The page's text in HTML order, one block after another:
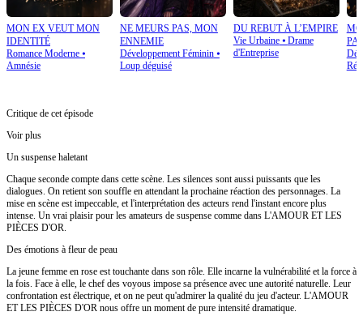
MON EX VEUT MON
IDENTITÉ
Romance Moderne ⦁
Amnésie
NE MEURS PAS, MON
ENNEMIE
Développement Féminin⦁
Loup déguisé
DU REBUT À L’EMPIRE
Vie Urbaine⦁ Drame
d'Entreprise
Critique de cet épisode
Voir plus
Un suspense haletant
Chaque seconde compte dans cette scène. Les silences sont aussi puissants que les
dialogues. On retient son souffle en attendant la prochaine réaction des personnages. La
mise en scène est impeccable, et l'interprétation des acteurs rend l'instant encore plus
intense. Un vrai plaisir pour les amateurs de suspense comme dans L'AMOUR ET LES
PIÈCES D'OR.
Des émotions à fleur de peau
La jeune femme en rose est touchante dans son rôle. Elle incarne la vulnérabilité et la force à
la fois. Face à elle, le chef des voyous impose sa présence avec une autorité naturelle. Leur
confrontation est électrique, et on ne peut qu'admirer la qualité du jeu d'acteur. L'AMOUR
ET LES PIÈCES D'OR nous offre un moment de pure intensité dramatique.